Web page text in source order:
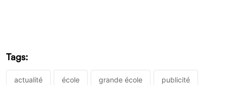
Tags:
actualité école grande école publicité